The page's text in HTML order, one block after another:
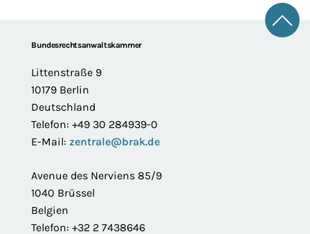
FooterBundesrechtsanwaltskammer
Littenstraße 9
10179 Berlin
Deutschland
Telefon: +49 30 284939-0
E-Mail: zentrale@brak.de
Avenue des Nerviens 85/9
1040 Brüssel
Belgien
Telefon: +32 2 7438646